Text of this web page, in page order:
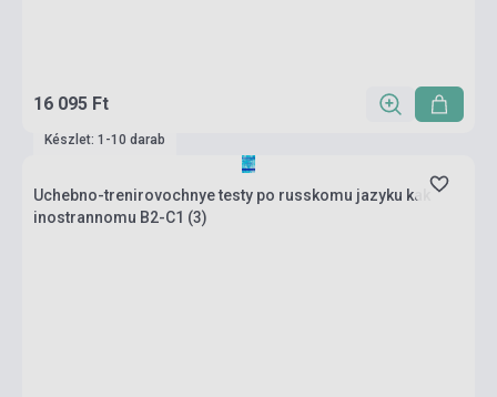
16 095 Ft
Készlet: 1-10 darab
Uchebno-trenirovochnye testy po russkomu jazyku kak
inostrannomu B2-C1 (3)